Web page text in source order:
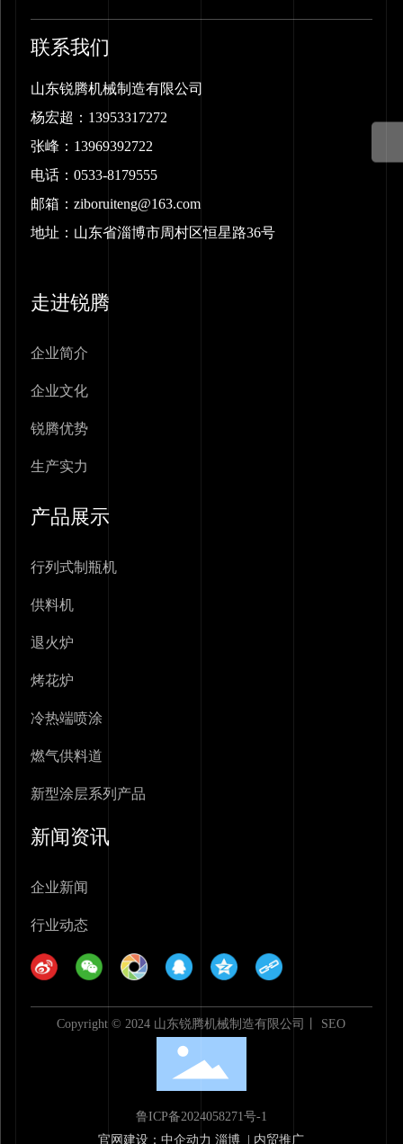
联系我们
山东锐腾机械制造有限公司
杨宏超： 13953317272
张峰： 13969392722
电话： 0533-8179555
邮箱： ziboruiteng@163.com
地址：山东省淄博市周村区恒星路36号
走进锐腾
企业简介
企业文化
锐腾优势
生产实力
产品展示
行列式制瓶机
供料机
退火炉
烤花炉
冷热端喷涂
燃气供料道
新型涂层系列产品
新闻资讯
企业新闻
行业动态
Copyright © 2024 山东锐腾机械制造有限公司丨 SEO
鲁ICP备2024058271号-1
官网建设：中企动力 淄博 | 内贸推广